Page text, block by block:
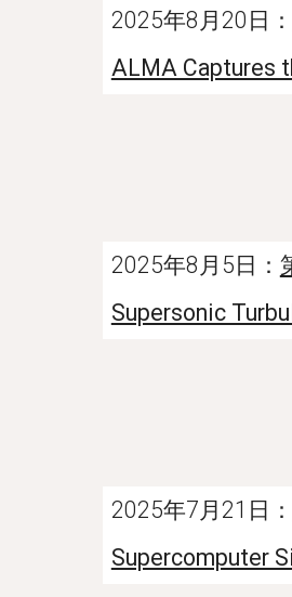
2025年8月20日：
ALMA Captures
2025年8月5日：
Supersonic
2025年7月21日：
Supercomputer